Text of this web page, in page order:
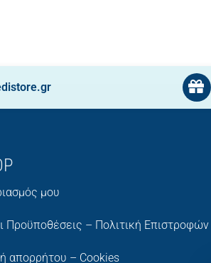
μου
Προϋποθέσεις – Πολιτική Επιστροφών
απορρήτου – Cookies